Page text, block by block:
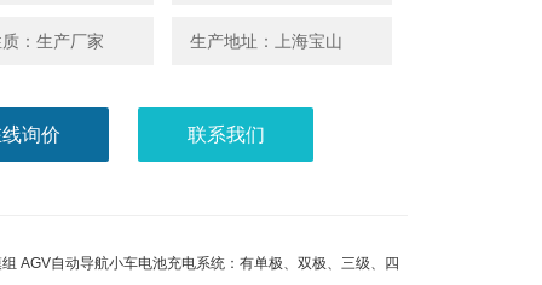
：生产厂家 生产地址：上海宝山
询价 联系我们
AGV自动导航小车电池充电系统：有单极、双极、三级、四